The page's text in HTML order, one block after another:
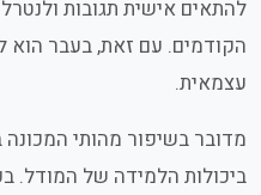
להתאים אישית תגובות
הקודמים. עם זאת, בעבר הוא
עצמאית.